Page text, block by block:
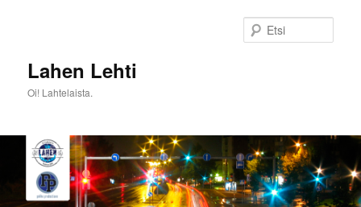
Lahen Lehti
Oi! Lahtelaista.